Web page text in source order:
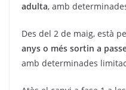
adulta, amb
Des del 2 de maig, està
anys o més sortin a
amb determinades